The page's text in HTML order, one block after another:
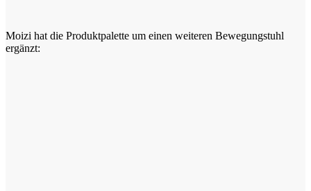
Moizi hat die Produktpalette um einen weiteren Bewegungstuhl
ergänzt: